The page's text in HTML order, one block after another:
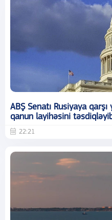
ABŞ Senatı Rusiyaya
qanun layihəsini
22:21